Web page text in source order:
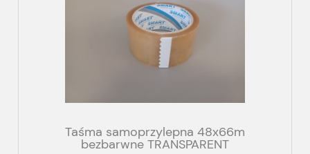
Taśma samoprzylepna 48x66m
bezbarwne TRANSPARENT